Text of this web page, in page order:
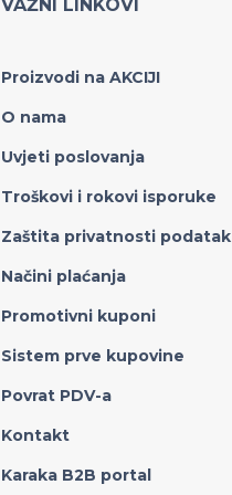
VAŽNI LINKOVI
Proizvodi na AKCIJI
O nama
Uvjeti poslovanja
Troškovi i rokovi isporuke
Zaštita privatnosti
Načini plaćanja
Promotivni kuponi
Sistem prve kupovine
Povrat PDV-a
Kontakt
Karaka B2B portal